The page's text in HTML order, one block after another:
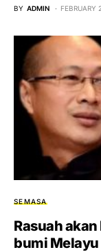
BY ADMIN FEBRUARY
SEMASA
Rasuah
bumi Melayu